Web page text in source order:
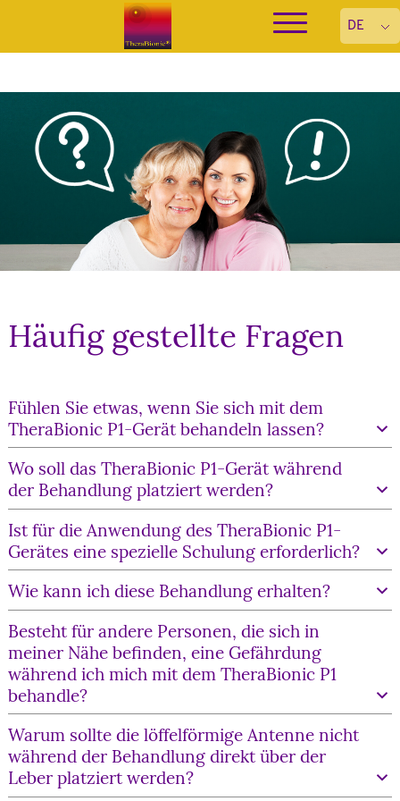
Häufig gestellte Fragen
Fühlen Sie etwas, wenn Sie sich mit dem
TheraBionic P1-Gerät behandeln lassen?
Wo soll das TheraBionic P1-Gerät während
der Behandlung platziert werden?
Ist für die Anwendung des TheraBionic P1-
Gerätes eine spezielle Schulung erforderlich?
Wie kann ich diese Behandlung erhalten?
Besteht für andere Personen, die sich in
meiner Nähe befinden, eine Gefährdung
während ich mich mit dem TheraBionic P1
behandle?
Warum sollte die löffelförmige Antenne nicht
während der Behandlung direkt über der
Leber platziert werden?
Datenschutzeinstellungen
ihnen sind essenziell, andere helfen uns dabei, diese
Website und Ihre Nutzererfahrungen zu verbessern.
Ausführlichere Informationen und
Konfigurationsmöglichkeiten erhalten Sie mit Klick auf
„Erweiterte Einstellungen“.
Alle akzeptieren
Alle ablehnen
Datenschutzerklärung
Impressum